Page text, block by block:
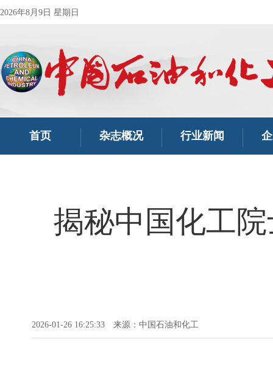
2026年8月9日 星期日
首页 杂志概况 行业新闻
揭秘中国化工
2026-01-26 16:25:33 来源：中国石油和化工